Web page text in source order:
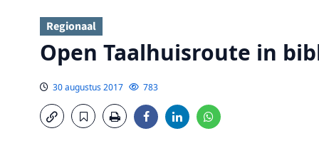
Regionaal
Open Taalhuisroute in
30 augustus 2017 783